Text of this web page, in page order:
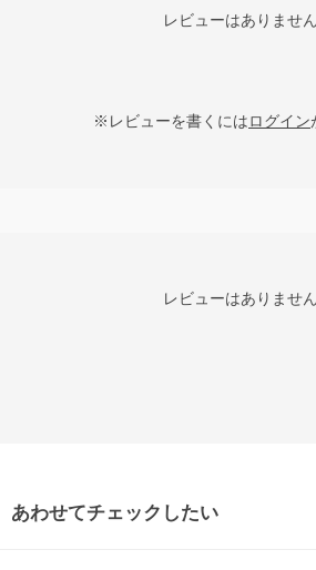
レビューはありません
※レビューを書くにはログイン
レビューはありません
あわせてチェックしたい